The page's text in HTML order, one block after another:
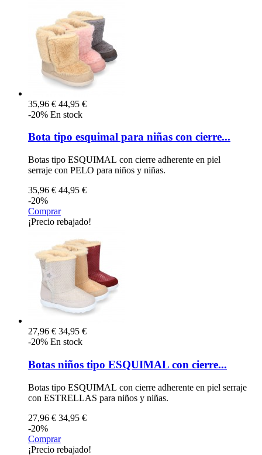
35,96 € 44,95 €
-20% En stock
Bota tipo esquimal para niñas con cierre...
Botas tipo ESQUIMAL con cierre adherente en piel
serraje con PELO para niños y niñas.
35,96 € 44,95 €
-20%
Comprar
¡Precio rebajado!
27,96 € 34,95 €
-20% En stock
Botas niños tipo ESQUIMAL con cierre...
Botas tipo ESQUIMAL con cierre adherente en piel serraje
con ESTRELLAS para niños y niñas.
27,96 € 34,95 €
-20%
Comprar
¡Precio rebajado!